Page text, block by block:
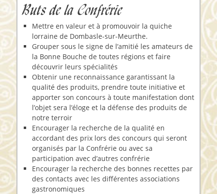
Buts de la Confrérie
Mettre en valeur et à promouvoir la quiche
lorraine de Dombasle-sur-Meurthe.
Grouper sous le signe de l’amitié les amateurs de
la Bonne Bouche de toutes régions et faire
découvrir leurs spécialités
Obtenir une reconnaissance garantissant la
qualité des produits, prendre toute initiative et
apporter son concours à toute manifestation dont
l’objet sera l’éloge et la défense des produits de
notre terroir
Encourager la recherche de la qualité en
accordant des prix lors des concours qui seront
organisés par la Confrérie ou avec sa
participation avec d’autres confrérie
Encourager la recherche des bonnes recettes par
des contacts avec les différentes associations
gastronomiques